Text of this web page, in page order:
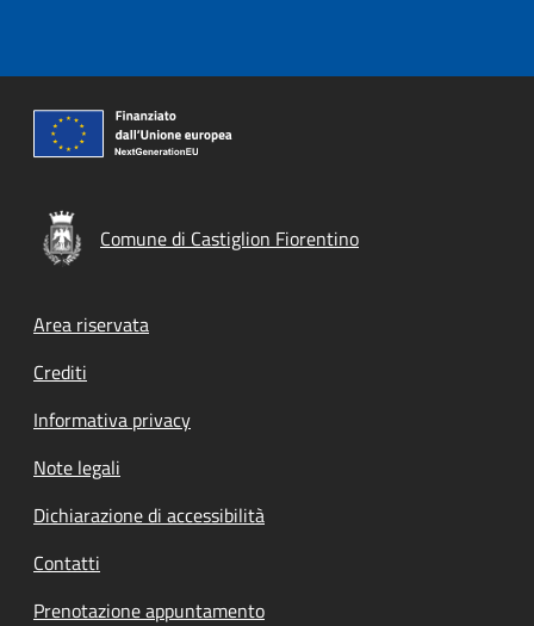
Comune di Castiglion Fiorentino
Footer menu
Area riservata
Crediti
Informativa privacy
Note legali
Dichiarazione di accessibilità
Contatti
Prenotazione appuntamento